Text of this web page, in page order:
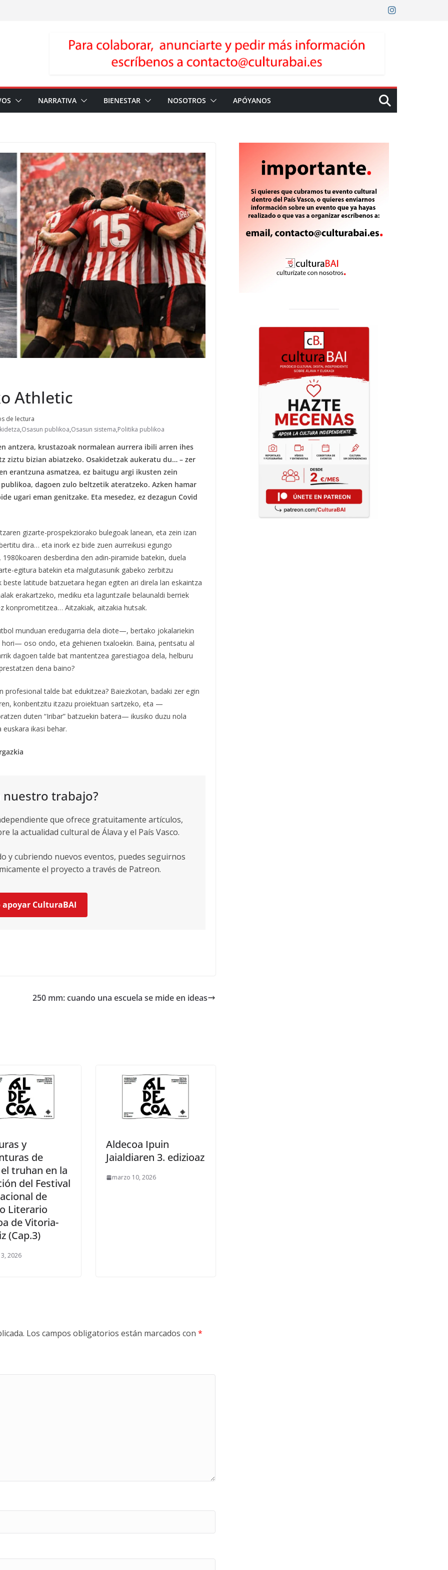
NARRATIVA BIENESTAR NOSOTROS APÓYANOS
Athletic
de lectura
,Osasun publikoa,Osasun sistema,Politika publikoa
antzera, krustazoak normalean aurrera ibili arren ihes
ziztu bizian abiatzeko. Osakidetzak aukeratu du… – zer
erantzuna asmatzea, ez baitugu argi ikusten zein
dagoen zulo beltzetik ateratzeko. Azken hamar
ugari eman genitzake. Eta mesedez, ez dezagun Covid
gizarte-prospekziorako bulegoak lanean, eta zein izan
dira… eta inork ez bide zuen aurreikusi egungo
desberdina den adin-piramide batekin, duela
egitura batekin eta malgutasunik gabeko zerbitzu
latitude batzuetara hegan egiten ari direla lan eskaintza
erakartzeko, mediku eta laguntzaile belaunaldi berriek
konprometitzea… Aitzakiak, aitzakia hutsak.
munduan eredugarria dela diote—, bertako jokalariekin
oso ondo, eta gehienen txaloekin. Baina, pentsatu al
dagoen talde bat mantentzea garestiagoa dela, helburu
dena baino?
talde bat edukitzea? Baiezkotan, badaki zer egin
konbentzitu itzazu proiektuan sartzeko, eta —
duten “Iribar” batzuekin batera— ikusiko duzu nola
ikasi behar.
nuestro trabajo?
que ofrece gratuitamente artículos,
la actualidad cultural de Álava y el País Vasco.
y cubriendo nuevos eventos, puedes seguirnos
el proyecto a través de Patreon.
apoyar CulturaBAI
250 mm: cuando una escuela se mide en ideas
y
de
truhan en la
del Festival
de
Literario
de Vitoria-
(Cap.3)
2026
Aldecoa Ipuin
Jaialdiaren 3. edizioaz
marzo 10, 2026
Los campos obligatorios están marcados con *